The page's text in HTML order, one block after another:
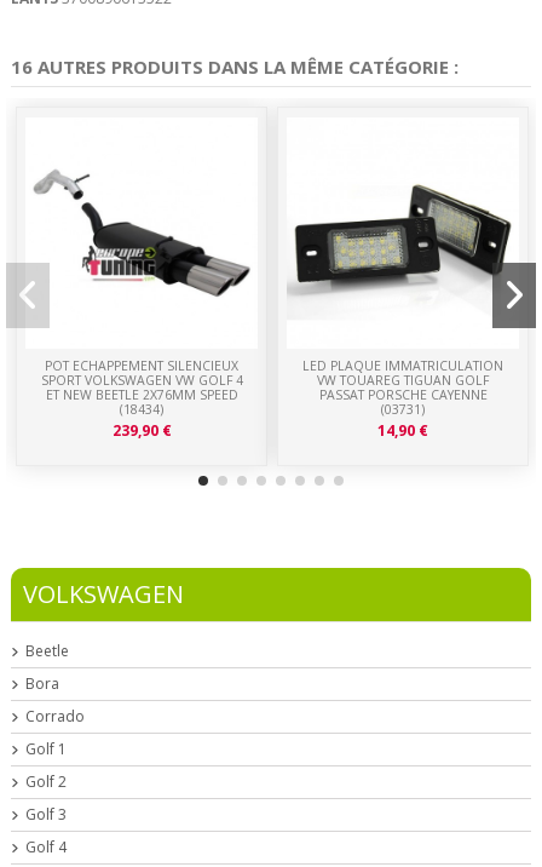
16 AUTRES PRODUITS DANS LA MÊME CATÉGORIE :
POT ECHAPPEMENT SILENCIEUX
SPORT VOLKSWAGEN VW GOLF 4
ET NEW BEETLE 2X76MM SPEED
(18434)
239,90 €
LED PLAQUE IMMATRICULATION
VW TOUAREG TIGUAN GOLF
PASSAT PORSCHE CAYENNE
(03731)
14,90 €
VOLKSWAGEN
Beetle
Bora
Corrado
Golf 1
Golf 2
Golf 3
Golf 4